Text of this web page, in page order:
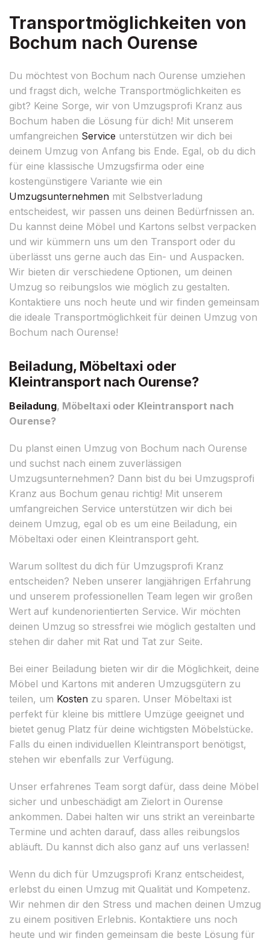
Transportmöglichkeiten von
Bochum nach Ourense
Du möchtest von Bochum nach Ourense umziehen
und fragst dich, welche Transportmöglichkeiten es
gibt? Keine Sorge, wir von Umzugsprofi Kranz aus
Bochum haben die Lösung für dich! Mit unserem
umfangreichen Service unterstützen wir dich bei
deinem Umzug von Anfang bis Ende. Egal, ob du dich
für eine klassische Umzugsfirma oder eine
kostengünstigere Variante wie ein
Umzugsunternehmen mit Selbstverladung
entscheidest, wir passen uns deinen Bedürfnissen an.
Du kannst deine Möbel und Kartons selbst verpacken
und wir kümmern uns um den Transport oder du
überlässt uns gerne auch das Ein- und Auspacken.
Wir bieten dir verschiedene Optionen, um deinen
Umzug so reibungslos wie möglich zu gestalten.
Kontaktiere uns noch heute und wir finden gemeinsam
die ideale Transportmöglichkeit für deinen Umzug von
Bochum nach Ourense!
Beiladung, Möbeltaxi oder
Kleintransport nach Ourense?
Beiladung, Möbeltaxi oder Kleintransport nach
Ourense?
Du planst einen Umzug von Bochum nach Ourense
und suchst nach einem zuverlässigen
Umzugsunternehmen? Dann bist du bei Umzugsprofi
Kranz aus Bochum genau richtig! Mit unserem
umfangreichen Service unterstützen wir dich bei
deinem Umzug, egal ob es um eine Beiladung, ein
Möbeltaxi oder einen Kleintransport geht.
Warum solltest du dich für Umzugsprofi Kranz
entscheiden? Neben unserer langjährigen Erfahrung
und unserem professionellen Team legen wir großen
Wert auf kundenorientierten Service. Wir möchten
deinen Umzug so stressfrei wie möglich gestalten und
stehen dir daher mit Rat und Tat zur Seite.
Bei einer Beiladung bieten wir dir die Möglichkeit, deine
Möbel und Kartons mit anderen Umzugsgütern zu
teilen, um Kosten zu sparen. Unser Möbeltaxi ist
perfekt für kleine bis mittlere Umzüge geeignet und
bietet genug Platz für deine wichtigsten Möbelstücke.
Falls du einen individuellen Kleintransport benötigst,
stehen wir ebenfalls zur Verfügung.
Unser erfahrenes Team sorgt dafür, dass deine Möbel
sicher und unbeschädigt am Zielort in Ourense
ankommen. Dabei halten wir uns strikt an vereinbarte
Termine und achten darauf, dass alles reibungslos
abläuft. Du kannst dich also ganz auf uns verlassen!
Wenn du dich für Umzugsprofi Kranz entscheidest,
erlebst du einen Umzug mit Qualität und Kompetenz.
Wir nehmen dir den Stress und machen deinen Umzug
zu einem positiven Erlebnis. Kontaktiere uns noch
heute und wir finden gemeinsam die beste Lösung für